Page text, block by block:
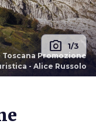
Promozione
- Alice Russolo
photo_camera 1/3